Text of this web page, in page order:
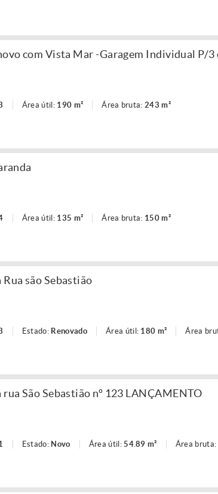
com Vista Mar -Garagem Individual P/3
Área útil: 190 m² Área bruta:243 m²
Área útil: 135 m² Área bruta: 150 m²
são Sebastião
Estado: Renovado Área útil: 180 m² Área
São Sebastião nº 123 LANÇAMENTO
Estado: Novo Área útil:54.89 m² Área bruta: